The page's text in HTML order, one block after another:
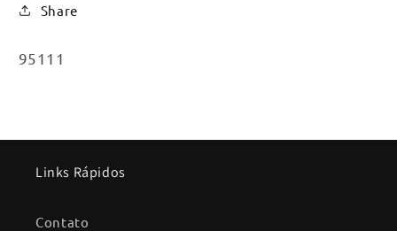
Share
SKU:
95111
Links Rápidos
Contato